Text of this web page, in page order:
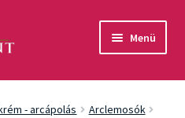
Menü
- arcápolás
Arclemosók